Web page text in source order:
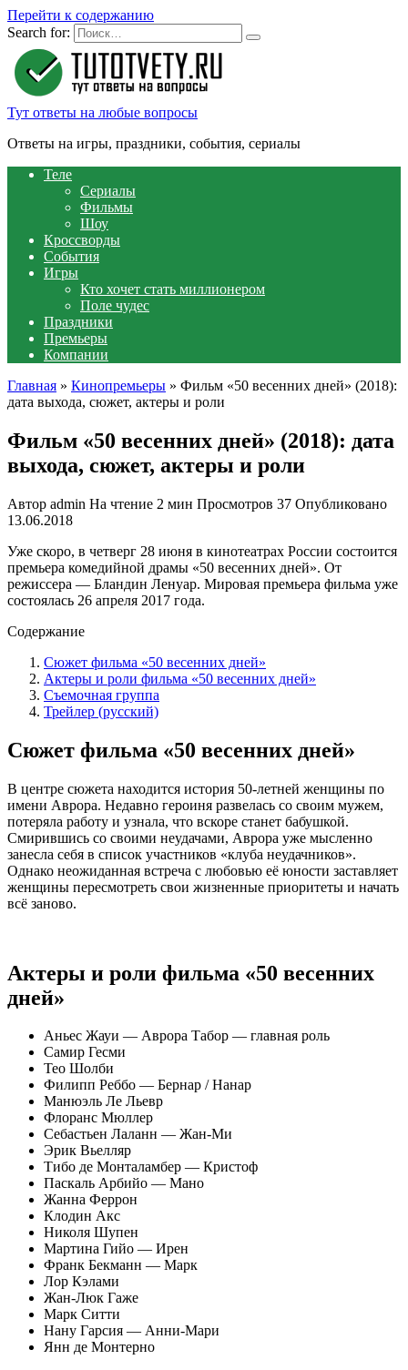
Перейти к содержанию
Search for:
Тут ответы на любые вопросы
Ответы на игры, праздники, события, сериалы
Теле
Сериалы
Фильмы
Шоу
Кроссворды
События
Игры
Кто хочет стать миллионером
Поле чудес
Праздники
Премьеры
Компании
Главная » Кинопремьеры » Фильм «50 весенних дней» (2018):
дата выхода, сюжет, актеры и роли
Фильм «50 весенних дней» (2018): дата
выхода, сюжет, актеры и роли
Автор admin На чтение 2 мин Просмотров 37 Опубликовано
13.06.2018
Уже скоро, в четверг 28 июня в кинотеатрах России состоится
премьера комедийной драмы «50 весенних дней». От
режиссера — Бландин Ленуар. Мировая премьера фильма уже
состоялась 26 апреля 2017 года.
Содержание
Сюжет фильма «50 весенних дней»
Актеры и роли фильма «50 весенних дней»
Съемочная группа
Трейлер (русский)
Сюжет фильма «50 весенних дней»
В центре сюжета находится история 50-летней женщины по
имени Аврора. Недавно героиня развелась со своим мужем,
потеряла работу и узнала, что вскоре станет бабушкой.
Смирившись со своими неудачами, Аврора уже мысленно
занесла себя в список участников «клуба неудачников».
Однако неожиданная встреча с любовью её юности заставляет
женщины пересмотреть свои жизненные приоритеты и начать
всё заново.
Актеры и роли фильма «50 весенних
дней»
Аньес Жауи — Аврора Табор — главная роль
Самир Гесми
Тео Шолби
Филипп Реббо — Бернар / Нанар
Манюэль Ле Льевр
Флоранс Мюллер
Себастьен Лаланн — Жан-Ми
Эрик Вьелляр
Тибо де Монталамбер — Кристоф
Паскаль Арбийо — Мано
Жанна Феррон
Клодин Акс
Николя Шупен
Мартина Гийо — Ирен
Франк Бекманн — Марк
Лор Кэлами
Жан-Люк Гаже
Марк Ситти
Нану Гарсия — Анни-Мари
Янн де Монтерно